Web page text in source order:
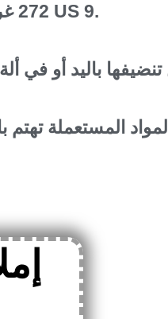
272 غرام بحجم US 9.
المواد المستعملة تهتم